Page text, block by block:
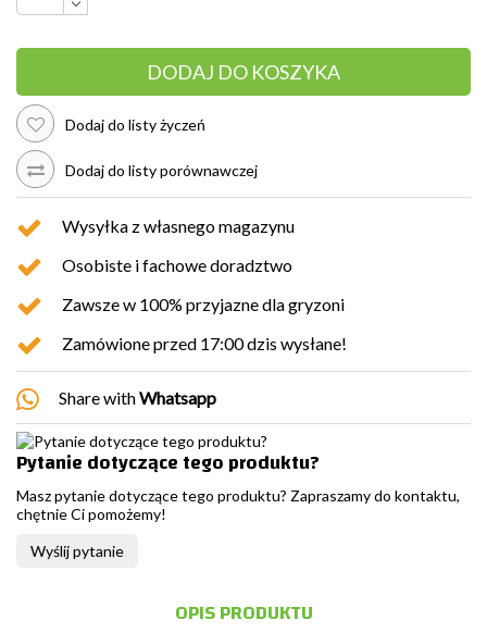
DODAJ DO KOSZYKA
Dodaj do listy życzeń
Dodaj do listy porównawczej
Wysyłka z własnego magazynu
Osobiste i fachowe doradztwo
Zawsze w 100% przyjazne dla gryzoni
Zamówione przed 17:00 dzis wysłane!
Share withWhatsapp
Pytanie dotyczące tego produktu?
Masz pytanie dotyczące tego produktu? Zapraszamy do kontaktu,
chętnie Ci pomożemy!
Wyślij pytanie
OPIS PRODUKTU